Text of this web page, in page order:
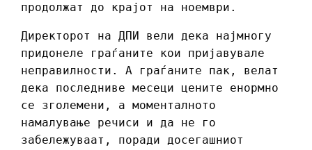
продолжат до крајот на ноември.
Директорот на ДПИ вели дека најмногу
придонеле граѓаните кои пријавувале
неправилности. А граѓаните пак, велат
дека последниве месеци цените енормно
се зголемени, а моменталното
намалување речиси и да не го
забележуваат, поради досегашниот